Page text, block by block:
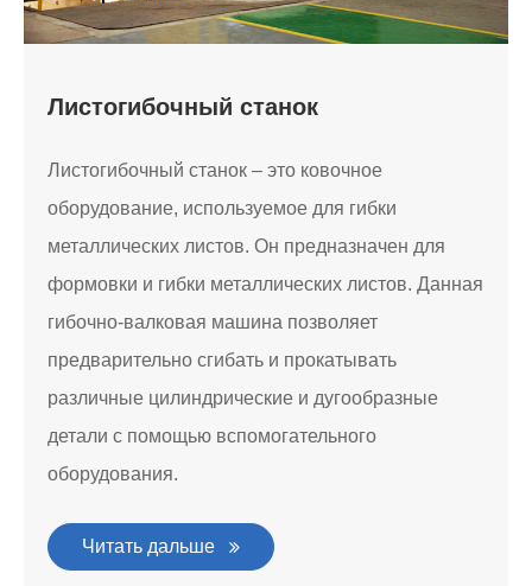
Листогибочный станок
Листогибочный станок – это ковочное
оборудование, используемое для гибки
металлических листов. Он предназначен для
формовки и гибки металлических листов. Данная
гибочно-валковая машина позволяет
предварительно сгибать и прокатывать
различные цилиндрические и дугообразные
детали с помощью вспомогательного
оборудования.
Читать дальше